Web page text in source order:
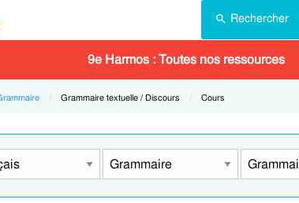
Rechercher
9e Harmos : Toutes nos ressources
Current:
Grammaire textuelle / Discours Current:
Cours